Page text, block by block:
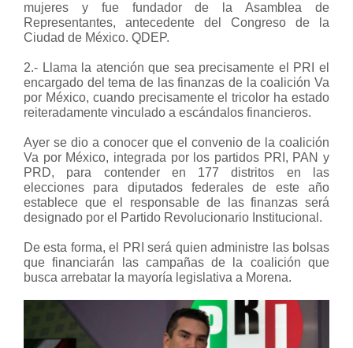
mujeres y fue fundador de la Asamblea de
Representantes, antecedente del Congreso de la
Ciudad de México. QDEP.
2.- Llama la atención que sea precisamente el PRI el
encargado del tema de las finanzas de la coalición Va
por México, cuando precisamente el tricolor ha estado
reiteradamente vinculado a escándalos financieros.
Ayer se dio a conocer que el convenio de la coalición
Va por México, integrada por los partidos PRI, PAN y
PRD, para contender en 177 distritos en las
elecciones para diputados federales de este año
establece que el responsable de las finanzas será
designado por el Partido Revolucionario Institucional.
De esta forma, el PRI será quien administre las bolsas
que financiarán las campañas de la coalición que
busca arrebatar la mayoría legislativa a Morena.